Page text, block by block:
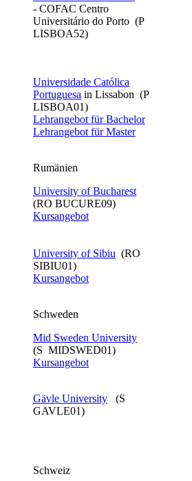
- COFAC Centro
Universitário do Porto (P
LISBOA52)
Universidade Católica
Portuguesa in Lissabon (P
LISBOA01)
Lehrangebot für Bachelor​
Lehrangebot für Master
Rumänien
University of Bucharest
(RO BUCURE09)
Kursangebot
University of Sibiu (RO
SIBIU01)
Kursangebot
Schweden
Mid Sweden University
(S MIDSWED01)
Kursangebot
Gävle University​ ​ (S
GAVLE01)
Schweiz